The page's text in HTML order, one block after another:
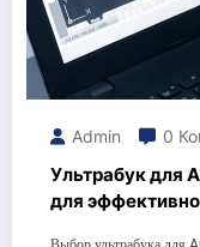
Admin 0
Ультрабук для
для